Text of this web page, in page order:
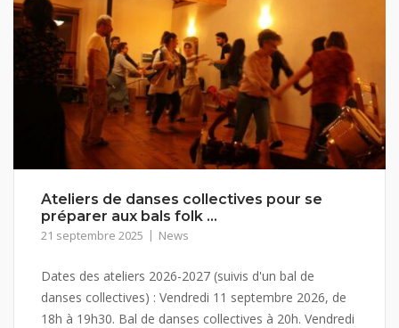
Ateliers de danses collectives pour se
préparer aux bals folk …
21 septembre 2025 News
Dates des ateliers 2026-2027 (suivis d'un bal de
danses collectives) : Vendredi 11 septembre 2026, de
18h à 19h30. Bal de danses collectives à 20h. Vendredi